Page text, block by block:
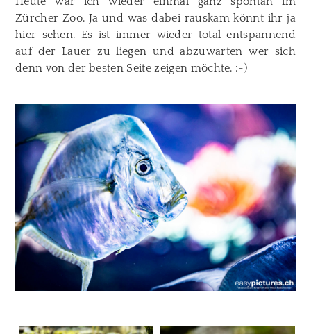
Zürcher Zoo. Ja und was dabei rauskam könnt ihr ja
hier sehen. Es ist immer wieder total entspannend
auf der Lauer zu liegen und abzuwarten wer sich
denn von der besten Seite zeigen möchte. :-)
DATENSCHUTZ & IMPRESSUM
DER FOTOGRAF